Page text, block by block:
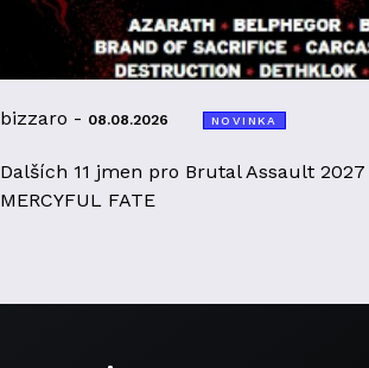
bizzaro - 08.08.2026 NOVINKA
Dalších 11 jmen pro Brutal Assault 2027
MERCYFUL FATE